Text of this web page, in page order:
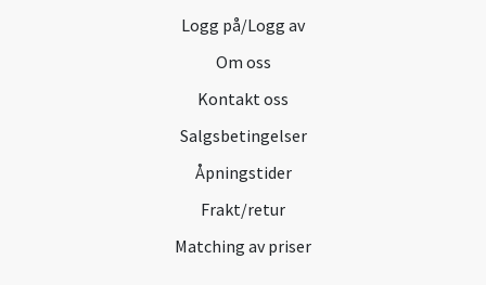
Logg på/Logg av
Om oss
Kontakt oss
Salgsbetingelser
Åpningstider
Frakt/retur
Matching av priser